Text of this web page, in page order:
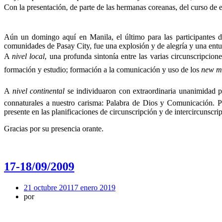
Con la presentación, de parte de las hermanas coreanas, del curso
Aún un domingo aquí en Manila, el último para las participantes
comunidades de Pasay City, fue una explosión y de alegría y una
A nivel local, una profunda sintonía entre las varias
formación y estudio; formación a la comunicación y uso de los new
A  nivel continental se individuaron con extraordinaria unanimidad
connaturales a nuestro carisma: Palabra de Dios y Comunicación.
presente en las planificaciones de circunscripción y de
Gracias por su presencia orante.
17-18/09/2009
21 octubre 2011 7 enero 2019
por